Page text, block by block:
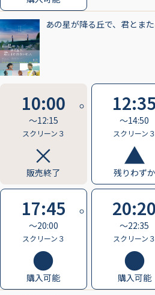
あの星が降る丘で、君とまた
10:00
〜12:15
スクリーン３
販売終了
12:35
〜14:50
スクリーン３
残りわずか
17:45
〜20:00
スクリーン３
購入可能
20:20
〜22:35
スクリーン３
購入可能